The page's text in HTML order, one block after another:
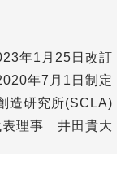
年1月25日改訂
年7月1日制定
造研究所(SCLA)
表理事 井田貴大